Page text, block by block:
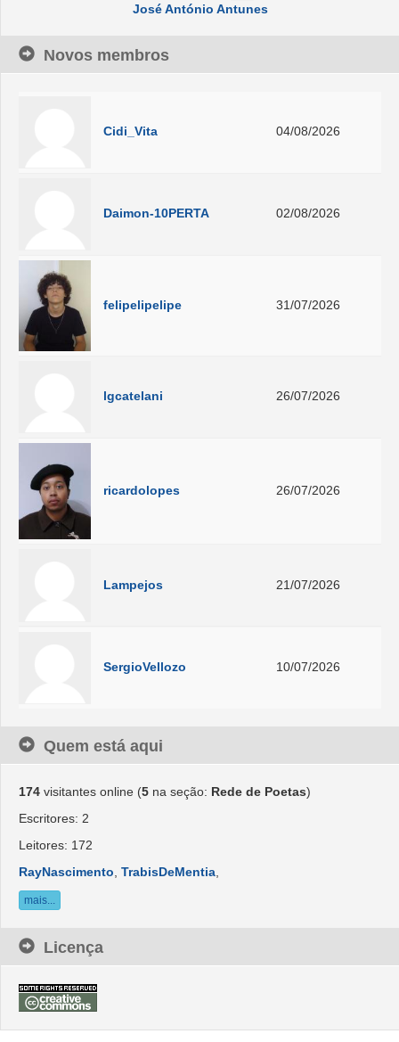
José António Antunes
Novos membros
Cidi_Vita 04/08/2026
Daimon-10PERTA 02/08/2026
felipelipelipe 31/07/2026
lgcatelani 26/07/2026
ricardolopes 26/07/2026
Lampejos 21/07/2026
SergioVellozo 10/07/2026
Quem está aqui
174 visitantes online (5 na seção: Rede de Poetas)
Escritores: 2
Leitores: 172
RayNascimento, TrabisDeMentia,
mais...
Licença